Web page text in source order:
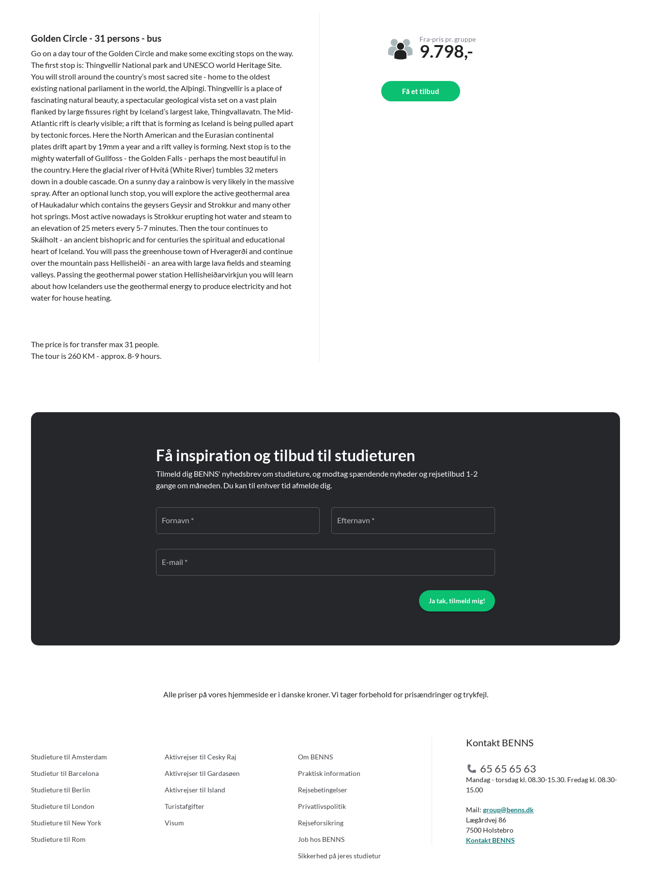
Golden Circle - 31 persons - bus
Go on a day tour of the Golden Circle and make some exciting stops on the way.
The first stop is: Thingvellir National park and UNESCO world Heritage Site.
You will stroll around the country’s most sacred site - home to the oldest
existing national parliament in the world, the Alþingi. Thingvellir is a place of
fascinating natural beauty, a spectacular geological vista set on a vast plain
flanked by large fissures right by Iceland’s largest lake, Thingvallavatn. The Mid-
Atlantic rift is clearly visible; a rift that is forming as Iceland is being pulled apart
by tectonic forces. Here the North American and the Eurasian continental
plates drift apart by 19mm a year and a rift valley is forming. Next stop is to the
mighty waterfall of Gullfoss - the Golden Falls - perhaps the most beautiful in
the country. Here the glacial river of Hvítá (White River) tumbles 32 meters
down in a double cascade. On a sunny day a rainbow is very likely in the massive
spray. After an optional lunch stop, you will explore the active geothermal area
of Haukadalur which contains the geysers Geysir and Strokkur and many other
hot springs. Most active nowadays is Strokkur erupting hot water and steam to
an elevation of 25 meters every 5-7 minutes. Then the tour continues to
Skálholt - an ancient bishopric and for centuries the spiritual and educational
heart of Iceland. You will pass the greenhouse town of Hveragerði and continue
over the mountain pass Hellisheiði - an area with large lava fields and steaming
valleys. Passing the geothermal power station Hellisheiðarvirkjun you will learn
about how Icelanders use the geothermal energy to produce electricity and hot
water for house heating.
The price is for transfer max 31 people.
The tour is 260 KM - approx. 8-9 hours.
Fra-pris pr. gruppe
9.798,-
Få et tilbud
Få inspiration og tilbud til studieturen
Tilmeld dig BENNS' nyhedsbrev om studieture, og modtag spændende nyheder og rejsetilbud 1-2
gange om måneden. Du kan til enhver tid afmelde dig.
Fornavn * Efternavn *
E-mail *
Ja tak, tilmeld mig!
Alle priser på vores hjemmeside er i danske kroner. Vi tager forbehold for prisændringer og trykfejl.
Studieture til Amsterdam
Studietur til Barcelona
Studieture til Berlin
Studieture til London
Studieture til New York
Studieture til Rom
Aktivrejser til Cesky Raj
Aktivrejser til Gardasøen
Aktivrejser til Island
Turistafgifter
Visum
Om BENNS
Praktisk information
Rejsebetingelser
Privatlivspolitik
Rejseforsikring
Job hos BENNS
Sikkerhed på jeres studietur
Kontakt BENNS
65 65 65 63
Mandag - torsdag kl. 08.30-15.30. Fredag kl. 08.30-
15.00
Mail: group@benns.dk
Lægårdvej 86
7500 Holstebro
Kontakt BENNS